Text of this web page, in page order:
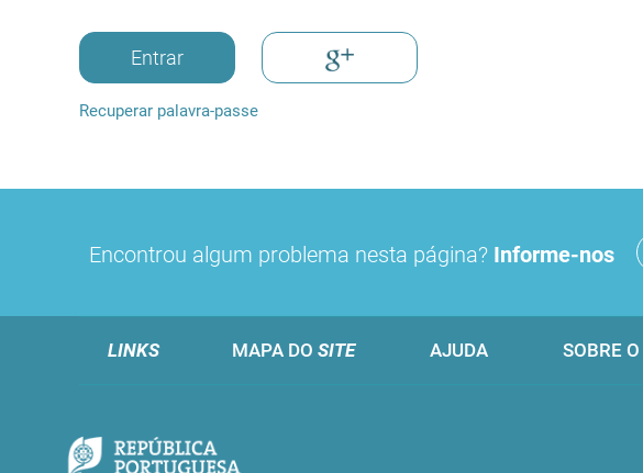
Entrar
Recuperar palavra-passe
Encontrou algum problema nesta página? Informe-nos
LINKS MAPA DO SITE AJUDA SOBRE O